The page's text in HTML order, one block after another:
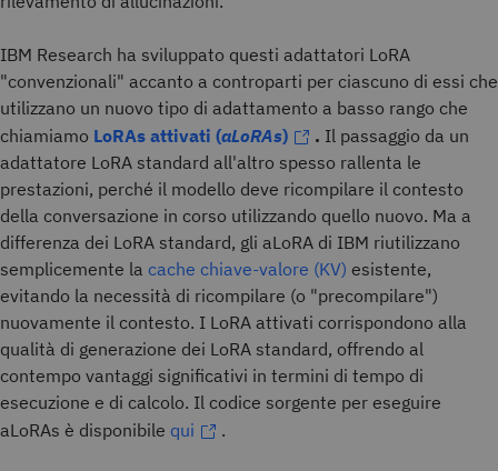
IBM Research ha sviluppato questi adattatori LoRA
"convenzionali" accanto a controparti per ciascuno di essi che
utilizzano un nuovo tipo di adattamento a basso rango che
chiamiamo LoRAs attivati (aLoRAs) . Il passaggio da un
adattatore LoRA standard all'altro spesso rallenta le
prestazioni, perché il modello deve ricompilare il contesto
della conversazione in corso utilizzando quello nuovo. Ma a
differenza dei LoRA standard, gli aLoRA di IBM riutilizzano
semplicemente la cache chiave-valore (KV) esistente,
evitando la necessità di ricompilare (o "precompilare")
nuovamente il contesto. I LoRA attivati corrispondono alla
qualità di generazione dei LoRA standard, offrendo al
contempo vantaggi significativi in termini di tempo di
esecuzione e di calcolo. Il codice sorgente per eseguire
aLoRAs è disponibile qui .